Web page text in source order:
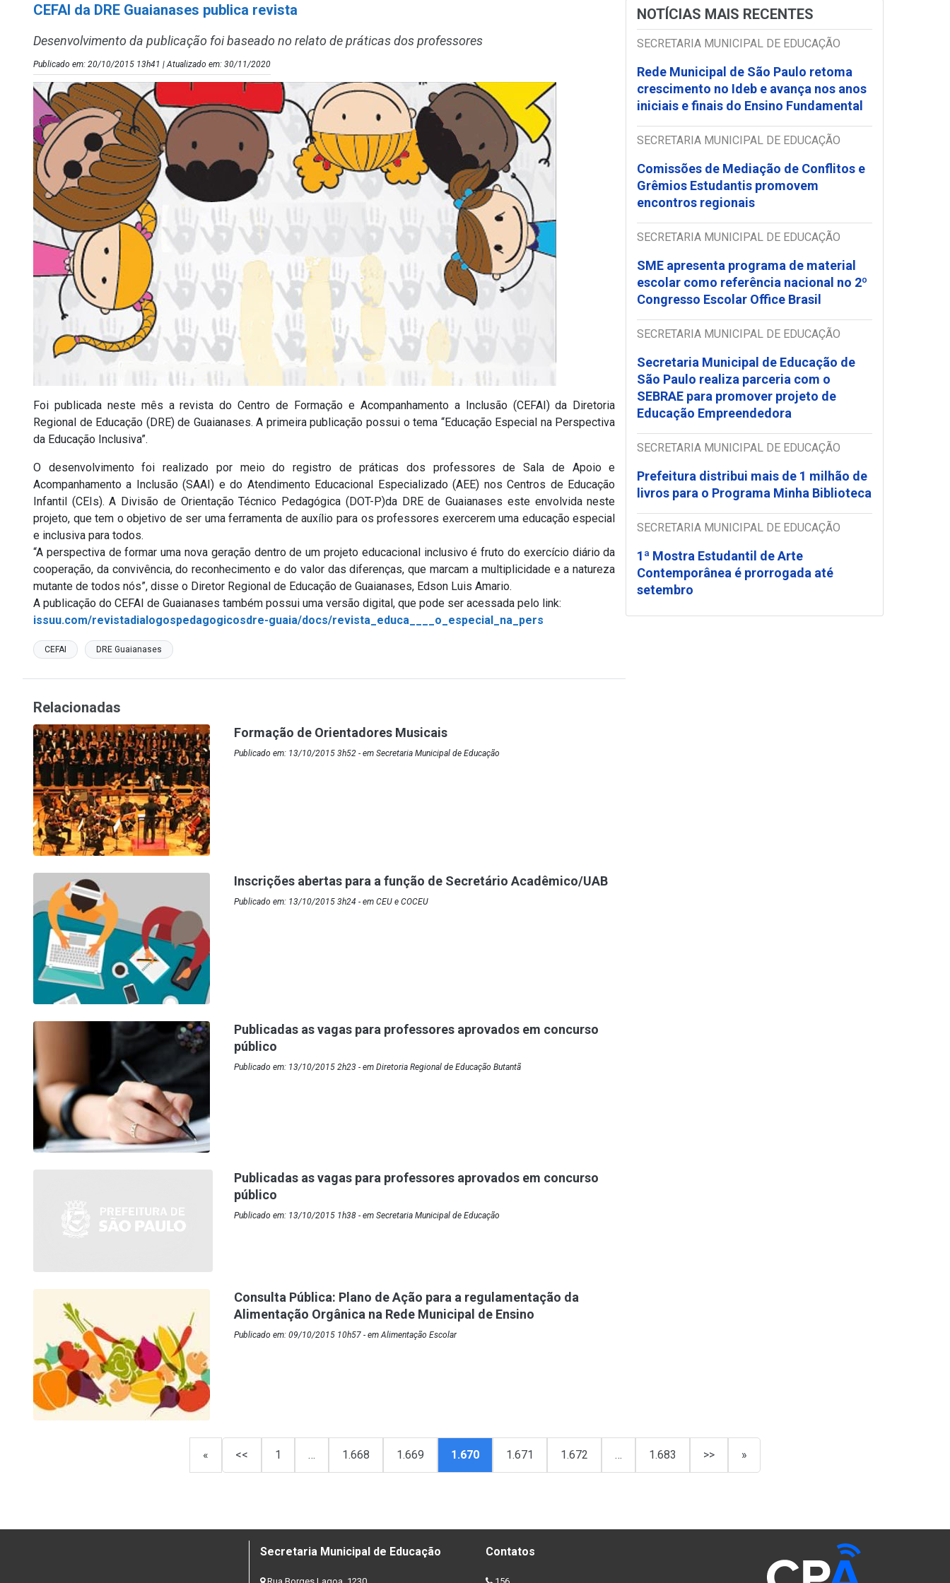
CEFAI da DRE Guaianases publica revista
Desenvolvimento da publicação foi baseado no relato de práticas dos professores
Publicado em: 20/10/2015 13h41 | Atualizado em: 30/11/2020
Foi publicada neste mês a revista do Centro de Formação e Acompanhamento a Inclusão (CEFAI) da Diretoria
Regional de Educação (DRE) de Guaianases. A primeira publicação possui o tema “Educação Especial na Perspectiva
da Educação Inclusiva”.
O desenvolvimento foi realizado por meio do registro de práticas dos professores de Sala de Apoio e
Acompanhamento a Inclusão (SAAI) e do Atendimento Educacional Especializado (AEE) nos Centros de Educação
Infantil (CEIs). A Divisão de Orientação Técnico Pedagógica (DOT-P)da DRE de Guaianases este envolvida neste
projeto, que tem o objetivo de ser uma ferramenta de auxílio para os professores exercerem uma educação especial
e inclusiva para todos.
“A perspectiva de formar uma nova geração dentro de um projeto educacional inclusivo é fruto do exercício diário da
cooperação, da convivência, do reconhecimento e do valor das diferenças, que marcam a multiplicidade e a natureza
mutante de todos nós”, disse o Diretor Regional de Educação de Guaianases, Edson Luis Amario.
A publicação do CEFAI de Guaianases também possui uma versão digital, que pode ser acessada pelo link:
issuu.com/revistadialogospedagogicosdre-guaia/docs/revista_educa____o_especial_na_pers
CEFAI DRE Guaianases
NOTÍCIAS MAIS RECENTES
SECRETARIA MUNICIPAL DE EDUCAÇÃO
Rede Municipal de São Paulo retoma
crescimento no Ideb e avança nos anos
iniciais e finais do Ensino Fundamental
SECRETARIA MUNICIPAL DE EDUCAÇÃO
Comissões de Mediação de Conflitos e
Grêmios Estudantis promovem
encontros regionais
SECRETARIA MUNICIPAL DE EDUCAÇÃO
SME apresenta programa de material
escolar como referência nacional no 2º
Congresso Escolar Office Brasil
SECRETARIA MUNICIPAL DE EDUCAÇÃO
Secretaria Municipal de Educação de
São Paulo realiza parceria com o
SEBRAE para promover projeto de
Educação Empreendedora
SECRETARIA MUNICIPAL DE EDUCAÇÃO
Prefeitura distribui mais de 1 milhão de
livros para o Programa Minha Biblioteca
SECRETARIA MUNICIPAL DE EDUCAÇÃO
1ª Mostra Estudantil de Arte
Contemporânea é prorrogada até
setembro
Relacionadas
Formação de Orientadores Musicais
Publicado em: 13/10/2015 3h52 - em Secretaria Municipal de Educação
Inscrições abertas para a função de Secretário Acadêmico/UAB
Publicado em: 13/10/2015 3h24 - em CEU e COCEU
Publicadas as vagas para professores aprovados em concurso
público
Publicado em: 13/10/2015 2h23 - em Diretoria Regional de Educação Butantã
Publicadas as vagas para professores aprovados em concurso
público
Publicado em: 13/10/2015 1h38 - em Secretaria Municipal de Educação
Consulta Pública: Plano de Ação para a regulamentação da
Alimentação Orgânica na Rede Municipal de Ensino
Publicado em: 09/10/2015 10h57 - em Alimentação Escolar
« << 1 … 1.668 1.669 1.670 1.671 1.672 … 1.683 >> »
Secretaria Municipal de Educação Contatos